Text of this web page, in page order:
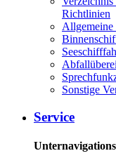
Richtlinien
Allgemeine
Sonstige
Service